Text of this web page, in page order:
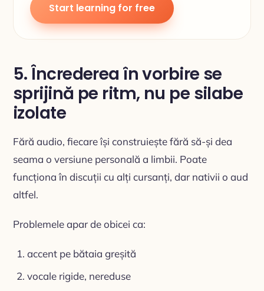
Start learning for free
5. Încrederea în vorbire se
sprijină pe ritm, nu pe silabe
izolate
Fără audio, fiecare își construiește fără să-și dea
seama o versiune personală a limbii. Poate
funcționa în discuții cu alți cursanți, dar nativii o aud
altfel.
Problemele apar de obicei ca:
accent pe bătaia greșită
vocale rigide, nereduse